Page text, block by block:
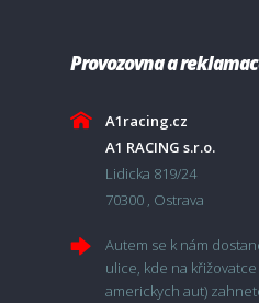
Provozovna a
A1racing.cz
A1 RACING s.r.o.
Lidicka 819/24
70300 , Ostrava
Autem se k nám
ulice, kde na křižovatce
americkych aut)